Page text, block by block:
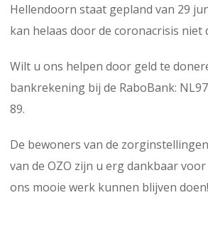
Hellendoorn staat gepland van 29
kan helaas door de coronacrisis niet
Wilt u ons helpen door geld te
bankrekening bij de RaboBank:
89.
De bewoners van de
van de OZO zijn u erg dankbaar
ons mooie werk kunnen blijven doen!